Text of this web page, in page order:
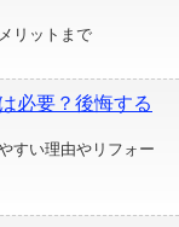
リットまで
必要？後悔する
すい理由やリフォー